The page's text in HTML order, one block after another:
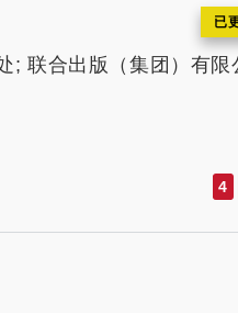
; 联合出版（集团）有限